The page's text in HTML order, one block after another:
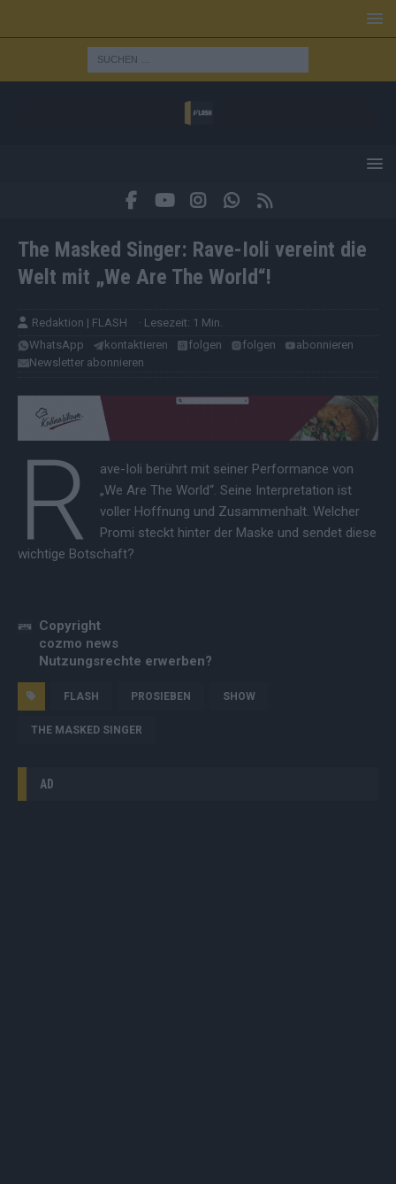
The Masked Singer: Rave-Ioli vereint die
Welt mit „We Are The World“!
Redaktion | FLASH
· Lesezeit: 1 Min.
WhatsApp
kontaktieren folgen folgen
abonnieren
Newsletter abonnieren
R
ave-Ioli berührt mit seiner Performance von
„We Are The World“. Seine Interpretation ist
voller Hoffnung und Zusammenhalt. Welcher
Promi steckt hinter der Maske und sendet diese
wichtige Botschaft?
Copyright
cozmo news
Nutzungsrechte erwerben?
FLASH PROSIEBEN SHOW
THE MASKED SINGER
AD